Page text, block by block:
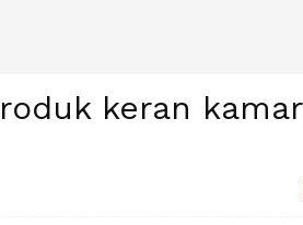
keran kamar